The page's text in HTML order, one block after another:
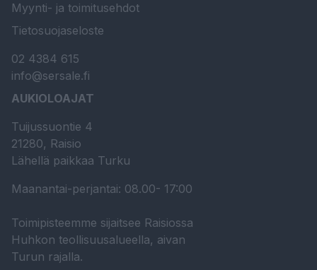
Myynti- ja toimitusehdot
Tietosuojaseloste
02 4384 615
info@sersale.fi
AUKIOLOAJAT
Tuijussuontie 4
21280, Raisio
Lähellä paikkaa Turku
Maanantai-perjantai: 08.00- 17:00
Toimipisteemme sijaitsee Raisiossa
Huhkon teollisuusalueella, aivan
Turun rajalla.